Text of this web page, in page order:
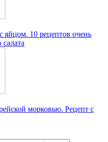
яйцом. 10 рецептов очень
салата
морковью. Рецепт с